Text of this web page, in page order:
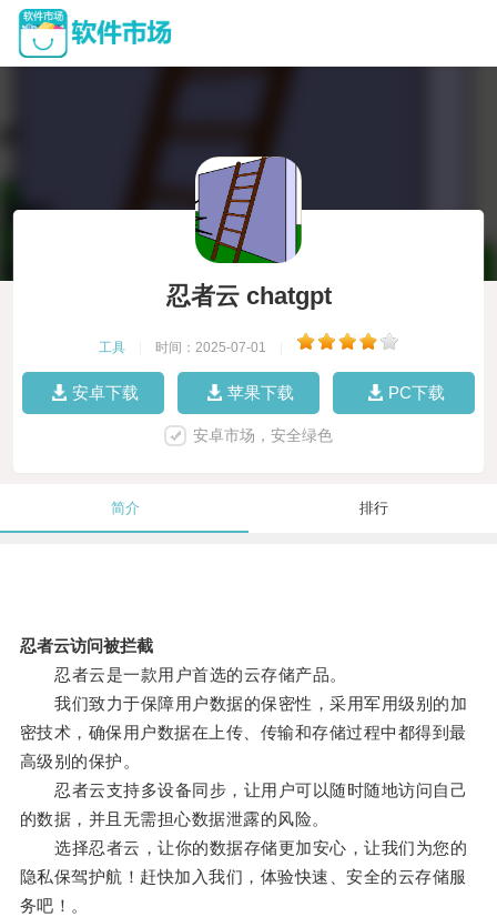
忍者云 chatgpt
工具 时间：2025-07-01
安卓下载 苹果下载 PC下载
安卓市场，安全绿色
简介 排行
忍者云访问被拦截
忍者云是一款用户首选的云存储产品。
我们致力于保障用户数据的保密性，采用军用级别的加
密技术，确保用户数据在上传、传输和存储过程中都得到最
高级别的保护。
忍者云支持多设备同步，让用户可以随时随地访问自己
的数据，并且无需担心数据泄露的风险。
选择忍者云，让你的数据存储更加安心，让我们为您的
隐私保驾护航！赶快加入我们，体验快速、安全的云存储服
务吧！。